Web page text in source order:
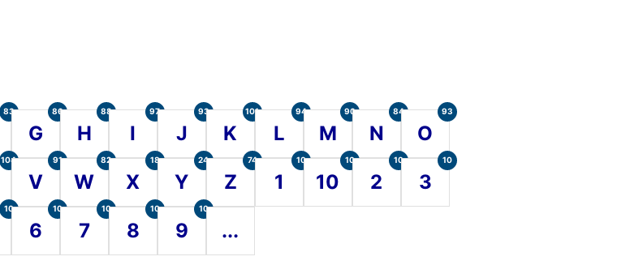
83
G
86
H
88
I
97
J
93
K
101
L
94
M
90
N
84
O
93
104
V
91
W
82
X
18
Y
24
Z
74
1
10
10
10
2
10
3
10
10
6
10
7
10
8
10
9
10
...